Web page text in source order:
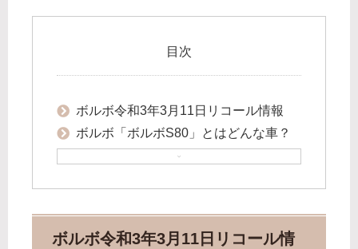
目次
ボルボ令和3年3月11日リコール情報
ボルボ「ボルボS80」とはどんな車？
ボルボ令和3年3月11日リコール情